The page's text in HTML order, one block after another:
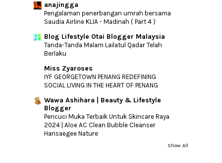
anajingga
Pengalaman penerbangan umrah bersama
Saudia Airline KLIA - Madinah ( Part 4 )
Blog Lifestyle Otai Blogger Malaysia
Tanda-Tanda Malam Lailatul Qadar Telah
Berlaku
Miss Zyaroses
IYF GEORGETOWN PENANG REDEFINING
SOCIAL LIVING IN THE HEART OF PENANG
Wawa Ashihara | Beauty & Lifestyle
Blogger
Pencuci Muka Terbaik Untuk Skincare Raya
2024 | Aloe AC Clean Bubble Cleanser
Hansaegee Nature
Show All